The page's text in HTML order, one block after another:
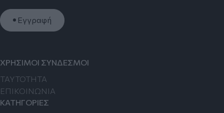
Εγγραφή
ΧΡΗΣΙΜΟΙ ΣΥΝΔΕΣΜΟΙ
TAYTOTHTA
ΕΠΙΚΟΙΝΩΝΙΑ
ΚΑΤΗΓΟΡΙΕΣ